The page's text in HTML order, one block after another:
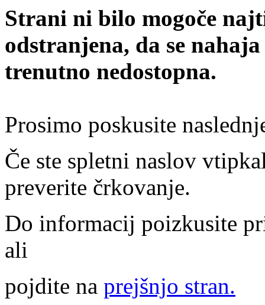
Strani ni bilo mogoče
odstranjena, da se
trenutno nedostopna.
Prosimo poskusite
Če ste spletni naslov
preverite črkovanje.
Do informacij poizkusite
ali
pojdite na prejšnjo stran.